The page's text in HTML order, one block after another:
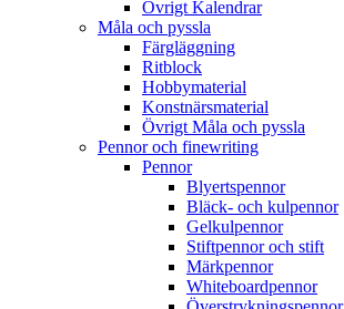
Övrigt Kalendrar
Måla och pyssla
Färgläggning
Ritblock
Hobbymaterial
Konstnärsmaterial
Övrigt Måla och pyssla
Pennor och finewriting
Pennor
Blyertspennor
Bläck- och kulpennor
Gelkulpennor
Stiftpennor och stift
Märkpennor
Whiteboardpennor